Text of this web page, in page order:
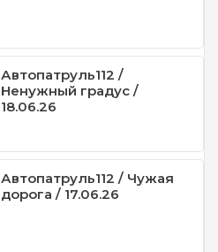
Автопатруль112 /
Ненужный градус /
18.06.26
Автопатруль112 / Чужая
дорога / 17.06.26